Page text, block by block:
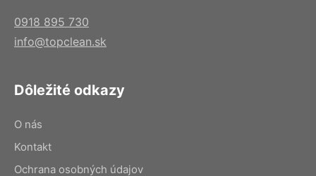
0918 895 730
info@topclean.sk
Dôležité odkazy
O nás
Kontakt
Ochrana osobných údajov